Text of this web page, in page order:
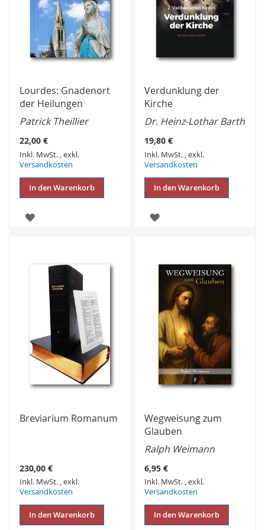
Lourdes: Gnadenort
der Heilungen
Patrick Theillier
22,00 €
Inkl. MwSt. ,exkl.
Versandkosten
In den Warenkorb
ZUR
Verdunklung der
Kirche
Dr. Heinz-Lothar Barth
19,80 €
Inkl. MwSt. ,exkl.
Versandkosten
In den Warenkorb
ZUR
Breviarium Romanum
230,00 €
Inkl. MwSt. ,exkl.
Versandkosten
In den Warenkorb
Wegweisung zum
Glauben
Ralph Weimann
6,95 €
Inkl. MwSt. ,exkl.
Versandkosten
In den Warenkorb